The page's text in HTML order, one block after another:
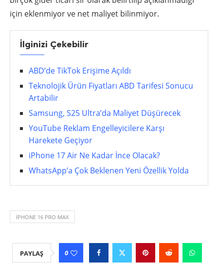
için eklenmiyor ve net maliyet bilinmiyor.
İlginizi Çekebilir
ABD’de TikTok Erişime Açıldı
Teknolojik Ürün Fiyatları ABD Tarifesi Sonucu
Artabilir
Samsung, S25 Ultra’da Maliyet Düşürecek
YouTube Reklam Engelleyicilere Karşı
Harekete Geçiyor
iPhone 17 Air Ne Kadar İnce Olacak?
WhatsApp’a Çok Beklenen Yeni Özellik Yolda
IPHONE 16 PRO MAX
PAYLAŞ 0